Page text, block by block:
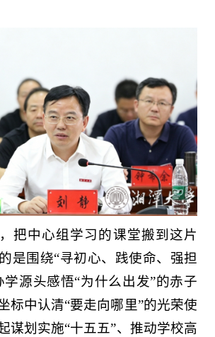
把中心组学习的课堂搬到这片
是围绕“寻初心、践使命、强担
学源头感悟“为什么出发”的赤子
标中认清“要走向哪里”的光荣使
谋划实施“十五五”、推动学校高